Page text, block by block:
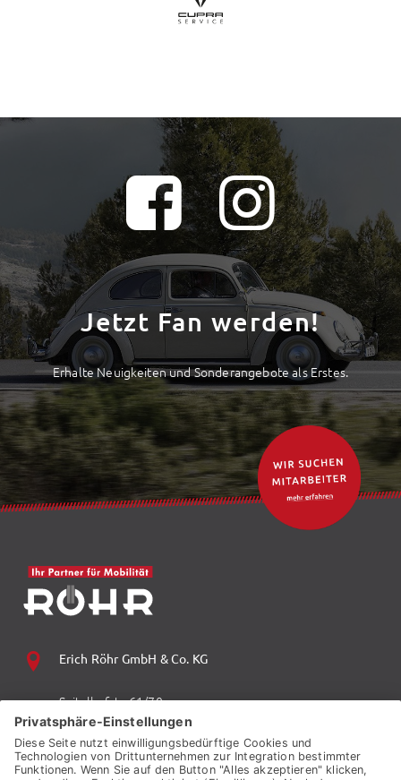
Jetzt Fan werden!
Erhalte Neuigkeiten und Sonderangebote als Erstes.
Erich Röhr GmbH & Co. KG
Spitalhofstr. 61/70
94032 Passau
+49 (0) 851 70 06 0